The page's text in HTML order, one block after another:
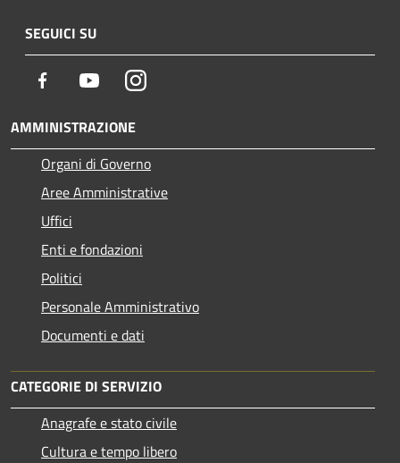
SEGUICI SU
Facebook YoutubeInstagram
AMMINISTRAZIONE
Organi di Governo
Aree Amministrative
Uffici
Enti e fondazioni
Politici
Personale Amministrativo
Documenti e dati
CATEGORIE DI SERVIZIO
Anagrafe e stato civile
Cultura e tempo libero